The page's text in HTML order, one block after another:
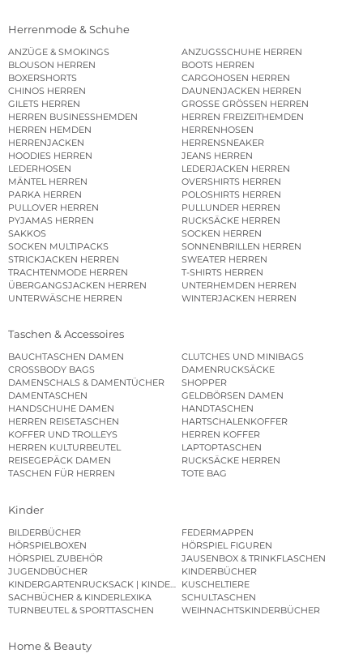
Herrenmode & Schuhe
ANZÜGE & SMOKINGS
ANZUGSSCHUHE HERREN
BLOUSON HERREN
BOOTS HERREN
BOXERSHORTS
CARGOHOSEN HERREN
CHINOS HERREN
DAUNENJACKEN HERREN
GILETS HERREN
GROSSE GRÖSSEN HERREN
HERREN BUSINESSHEMDEN
HERREN FREIZEITHEMDEN
HERREN HEMDEN
HERRENHOSEN
HERRENJACKEN
HERRENSNEAKER
HOODIES HERREN
JEANS HERREN
LEDERHOSEN
LEDERJACKEN HERREN
MÄNTEL HERREN
OVERSHIRTS HERREN
PARKA HERREN
POLOSHIRTS HERREN
PULLOVER HERREN
PULLUNDER HERREN
PYJAMAS HERREN
RUCKSÄCKE HERREN
SAKKOS
SOCKEN HERREN
SOCKEN MULTIPACKS
SONNENBRILLEN HERREN
STRICKJACKEN HERREN
SWEATER HERREN
TRACHTENMODE HERREN
T-SHIRTS HERREN
ÜBERGANGSJACKEN HERREN
UNTERHEMDEN HERREN
UNTERWÄSCHE HERREN
WINTERJACKEN HERREN
Taschen & Accessoires
BAUCHTASCHEN DAMEN
CLUTCHES UND MINIBAGS
CROSSBODY BAGS
DAMENRUCKSÄCKE
DAMENSCHALS & DAMENTÜCHER
SHOPPER
DAMENTASCHEN
GELDBÖRSEN DAMEN
HANDSCHUHE DAMEN
HANDTASCHEN
HERREN REISETASCHEN
HARTSCHALENKOFFER
KOFFER UND TROLLEYS
HERREN KOFFER
HERREN KULTURBEUTEL
LAPTOPTASCHEN
REISEGEPÄCK DAMEN
RUCKSÄCKE HERREN
TASCHEN FÜR HERREN
TOTE BAG
Kinder
BILDERBÜCHER
FEDERMAPPEN
HÖRSPIELBOXEN
HÖRSPIEL FIGUREN
HÖRSPIEL ZUBEHÖR
JAUSENBOX & TRINKFLASCHEN
JUGENDBÜCHER
KINDERBÜCHER
KINDERGARTENRUCKSACK | KINDERGARTENBEUTEL
KUSCHELTIERE
SACHBÜCHER & KINDERLEXIKA
SCHULTASCHEN
TURNBEUTEL & SPORTTASCHEN
WEIHNACHTSKINDERBÜCHER
Home & Beauty